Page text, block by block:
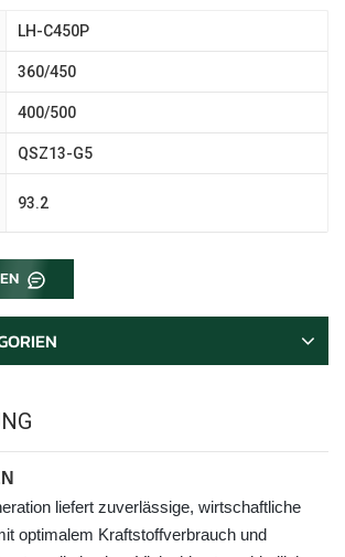
LH-C450P
360/450
400/500
QSZ13-G5
93.2
liefert zuverlässige, wirtschaftliche
optimalem Kraftstoffverbrauch und